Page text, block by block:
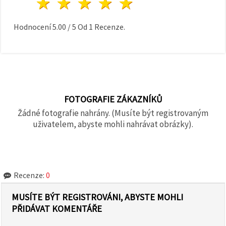
Hodnocení5.00 /5 Od 1 Recenze.
FOTOGRAFIE ZÁKAZNÍKŮ
Žádné fotografie nahrány. (Musíte být registrovaným
uživatelem, abyste mohli nahrávat obrázky).
Recenze: 0
MUSÍTE BÝT REGISTROVÁNI, ABYSTE MOHLI
PŘIDÁVAT KOMENTÁŘE